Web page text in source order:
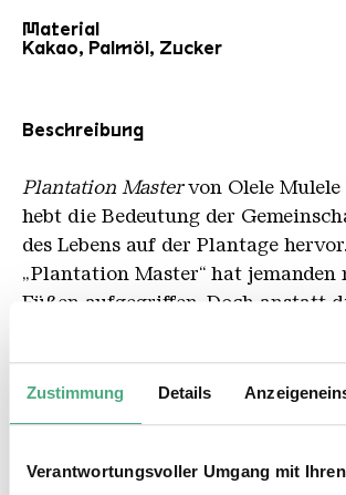
Zustimmung Details
Verantwortungsvoller Umgang mit
Material
Kakao, Palmöl, Zucker
Beschreibung
Plantation Mastervon Olele Mulele
hebt die Bedeutung der
des Lebens auf der Plantage
„Plantation Master“ hat jemanden
Füßen aufgegriffen. Doch anstatt
mit denen er richtig arbeiten kann.